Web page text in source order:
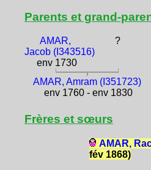
Parents et grand-
AMAR,
Jacob (I343516)
env 1730
?
AMAR, Amram (I351723)
env 1760 - env 1830
Frères et sœurs
AMAR,
fév 1868)